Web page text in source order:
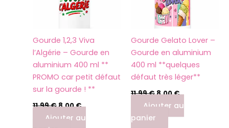
Gourde 1,2,3 Viva
l’Algérie – Gourde en
aluminium 400 ml **
PROMO car petit défaut
sur la gourde ! **
11,99€8,00€
Ajouter au
Gourde Gelato Lover –
Gourde en aluminium
400 ml **quelques
défaut très léger**
11,99€8,00€
Ajouter au
panier